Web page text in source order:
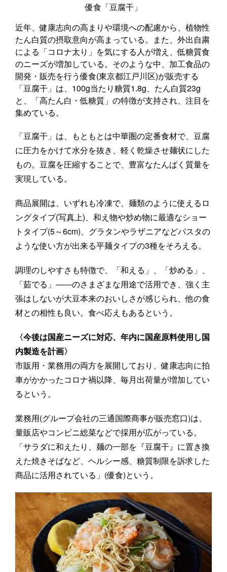
優食「豆腐干」
近年、健康志向の高まりや環境への配慮から、植物性
たん白質の摂取意向が高まっている。また、外出自粛
による「コロナ太り」を気にする人が増え、低糖質食
のニーズが増加している。そのような中、加工食品の
開発・販売を行う優食(東京都江戸川区)が販売する
「豆腐干」は、100g当たり糖質1.8g、たん白質23g
と、「高たん白・低糖質」の特徴が支持され、注目を
集めている。
「豆腐干」は、もともとは中華圏の定番食材で、豆腐
に圧力をかけて水分を抜き、軽く乾燥させ麺状にした
もの。豆腐を圧縮することで、豊富なたんぱく質量を
実現している。
商品展開は、いずれも冷凍で、麺類のように使えるロ
ングタイプ(写真上)、和え物や炒め物に最適なショー
トタイプ(5～6cm)、グラタンやラザニアなどパスタの
ような使い方が出来る平麺タイプの3種をそろえる。
調理のしやすさも特徴で、「和える」、「炒める」、
「茹でる」――のさまざまな用途で活用でき、強く主
張はしないが大豆本来のおいしさが感じられ、他の食
材との相性も良い。食べ応えもあるという。
〈今後は国産ニーズに対応、年内に国産原料使用し国
内製造を計画〉
市販用・業務用の両方を展開しており、健康志向に拍
車がかかったコロナ禍以降、毎月出荷量が増加してい
るという。
業務用(グループ会社の三通国際商事が販売窓口)は、
量販店やコンビニ総菜などで採用が広がっている。
「サラダに和えたり、麺の一部を『豆腐干』に置き換
えた焼きそばなど、ヘルシー感、糖質制限を訴求した
商品に活用されている」(優食)という。